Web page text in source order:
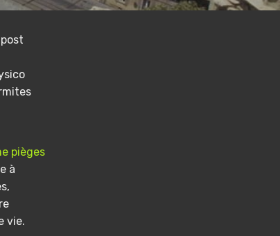
pièges
à
vie.